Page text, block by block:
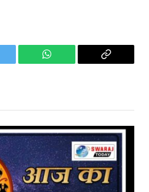
WhatsApp
Copy